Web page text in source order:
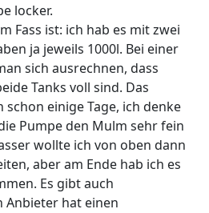
locker.
Fass ist: ich hab es mit zwei
ja jeweils 1000l. Bei einer
sich ausrechnen, dass
Tanks voll sind. Das
einige Tage, ich denke
Pumpe den Mulm sehr fein
wollte ich von oben dann
aber am Ende hab ich es
Es gibt auch
Anbieter hat einen